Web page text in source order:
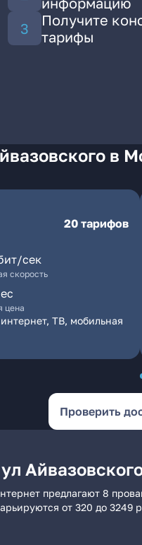
Получите
тарифы
в
20 тарифов
сек
скорость
цена
ТВ, мобильная
Проверить
предлагают 8
от 320 до